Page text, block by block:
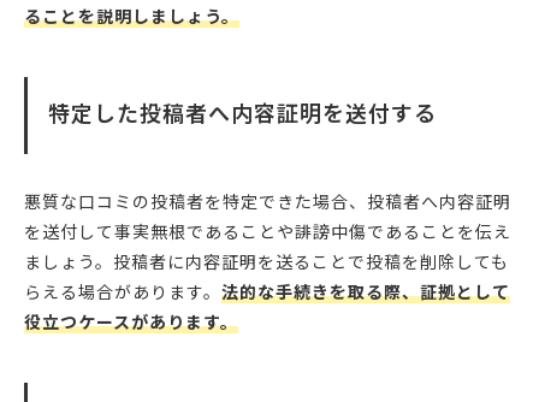
ることを説明しましょう。
特定した投稿者へ内容証明を送付する
悪質な口コミの投稿者を特定できた場合、投稿者へ内容証明
を送付して事実無根であることや誹謗中傷であることを伝え
ましょう。投稿者に内容証明を送ることで投稿を削除しても
らえる場合があります。 法的な手続きを取る際、証拠として
役立つケースがあります。